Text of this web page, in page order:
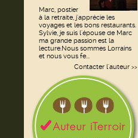
Marc, postier
à la retraite, j'apprécie les
voyages et les bons restaurants.
Sylvie, je suis l'épouse de Marc
ma grande passion est la
lecture.Nous sommes Lorrains
et nous vous fe...
Contacter l'auteur >>